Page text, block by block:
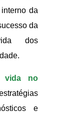
da
da
dos
vida no
e